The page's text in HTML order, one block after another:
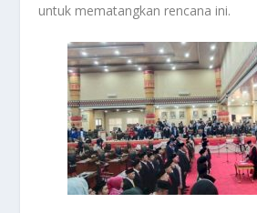
untuk mematangkan rencana ini.